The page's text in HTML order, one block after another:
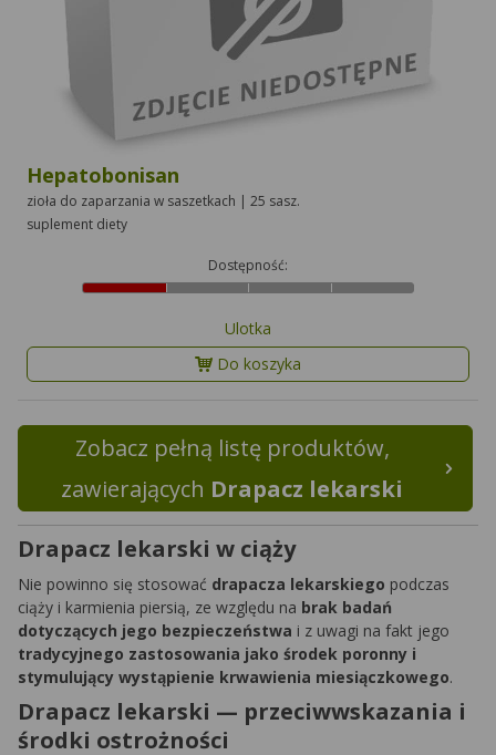
Hepatobonisan
zioła do zaparzania w saszetkach | 25 sasz.
suplement diety
Dostępność:
Ulotka
Do koszyka
Zobacz pełną listę produktów,
zawierających Drapacz lekarski
Drapacz lekarski w ciąży
Nie powinno się stosować drapacza lekarskiego podczas
ciąży i karmienia piersią, ze względu na brak badań
dotyczących jego bezpieczeństwa i z uwagi na fakt jego
tradycyjnego zastosowania jako środek poronny i
stymulujący wystąpienie krwawienia miesiączkowego.
Drapacz lekarski — przeciwwskazania i
środki ostrożności